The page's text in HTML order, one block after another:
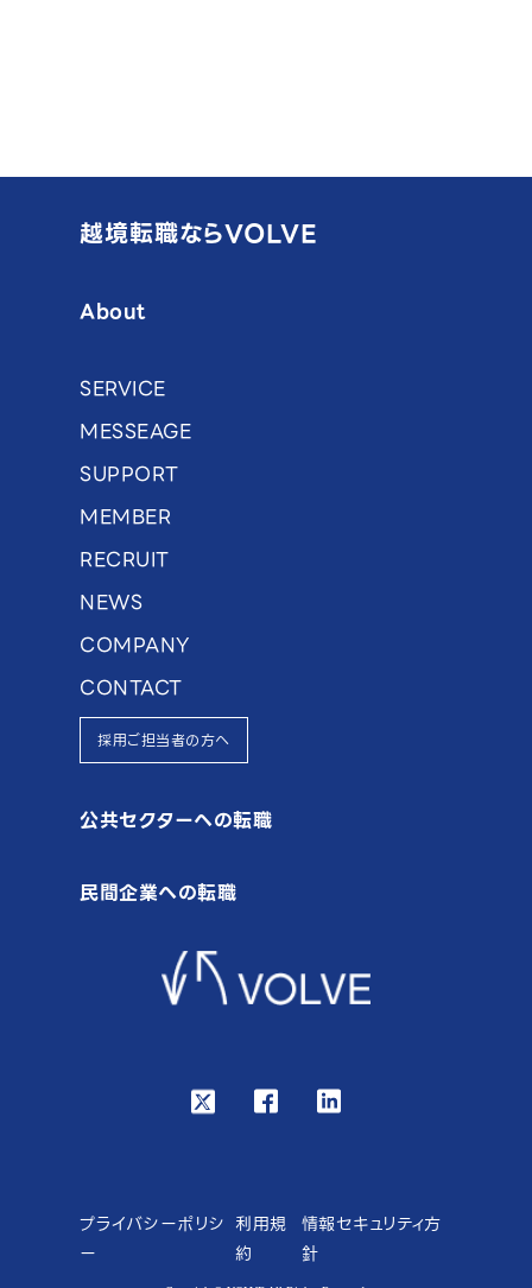
越境転職ならVOLVE
About
SERVICE
MESSEAGE
SUPPORT
MEMBER
RECRUIT
NEWS
COMPANY
CONTACT
採用ご担当者の方へ
公共セクターへの転職
民間企業への転職
プライバシーポリシ
ー
利用規
約
情報セキュリティ方
針